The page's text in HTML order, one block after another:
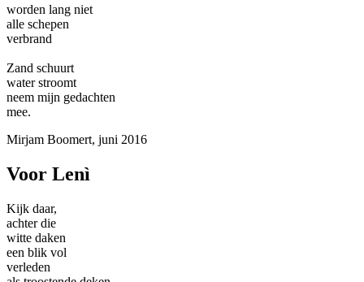
worden lang niet
alle schepen
verbrand
Zand schuurt
water stroomt
neem mijn gedachten
mee.
Mirjam Boomert, juni 2016
Voor Lenì
Kijk daar,
achter die
witte daken
een blik vol
verleden